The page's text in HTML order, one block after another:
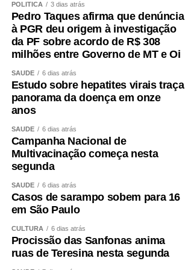
POLÍTICA 3 dias atrás
Pedro Taques afirma que denúncia
à PGR deu origem à investigação
da PF sobre acordo de R$ 308
milhões entre Governo de MT e Oi
SAÚDE 6 dias atrás
Estudo sobre hepatites virais traça
panorama da doença em onze
anos
SAÚDE 6 dias atrás
Campanha Nacional de
Multivacinação começa nesta
segunda
SAÚDE 6 dias atrás
Casos de sarampo sobem para 16
em São Paulo
CULTURA 6 dias atrás
Procissão das Sanfonas anima
ruas de Teresina nesta segunda